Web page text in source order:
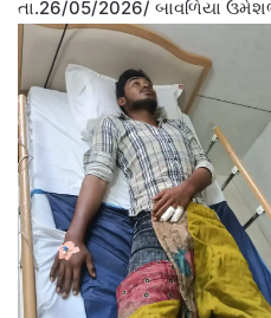
તા.26/05/2026/ બાવળિયા